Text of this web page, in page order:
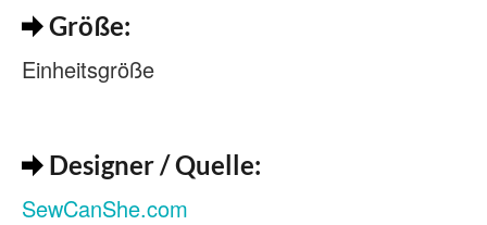
Größe:
Einheitsgröße
Designer / Quelle:
SewCanShe.com